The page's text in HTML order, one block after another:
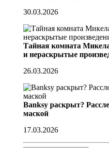
30.03.2026
Тайная комната
и нераскрытые
26.03.2026
Banksy раскрыт?
маской
17.03.2026